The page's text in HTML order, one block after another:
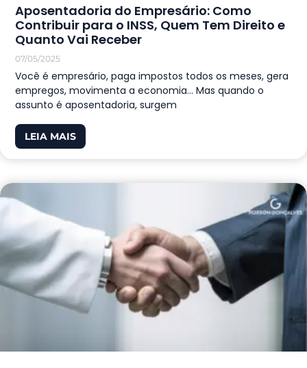
Aposentadoria do Empresário: Como
Contribuir para o INSS, Quem Tem Direito e
Quanto Vai Receber
07/05/2025
Você é empresário, paga impostos todos os meses, gera
empregos, movimenta a economia… Mas quando o
assunto é aposentadoria, surgem
LEIA MAIS